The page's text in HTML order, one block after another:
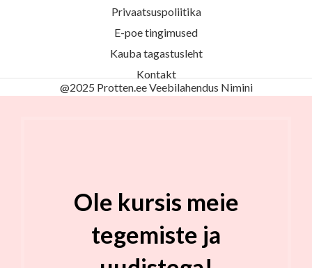
Privaatsuspoliitika
E-poe tingimused
Kauba tagastusleht
Kontakt
@2025 Protten.ee Veebilahendus Nimini
Ole kursis meie
tegemiste ja